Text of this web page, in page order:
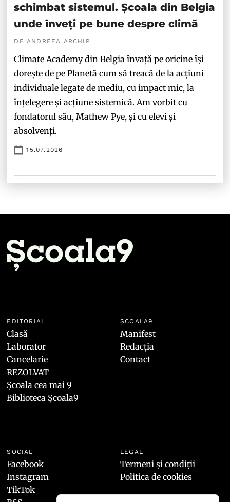
schimbat sistemul. Școala din Belgia
unde înveți pe bune despre climă
DE ANDREEA ARCHIP
Climate Academy din Belgia învață pe oricine își
dorește de pe Planetă cum să treacă de la acțiuni
individuale legate de mediu, cu impact mic, la
înțelegere și acțiune sistemică. Am vorbit cu
fondatorul său, Mathew Pye, și cu elevi și
absolvenți.
15.07.2026
EDITORIAL
Clasă
Laborator
Cancelarie
REZOLVAT
Școala cea mai 9
Biblioteca Școala9
ȘCOALA9
Manifest
Redacția
Contact
SOCIAL
Facebook
Instagram
TikTok
LEGAL
Termeni și condiții
Politica de cookies